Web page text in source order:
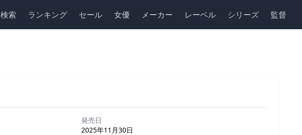
検索 ランキング セール 女優 メーカー レーベル シリーズ 監督
発売日
2025年11月30日